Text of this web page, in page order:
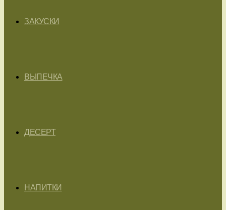
ЗАКУСКИ
ВЫПЕЧКА
ДЕСЕРТ
НАПИТКИ